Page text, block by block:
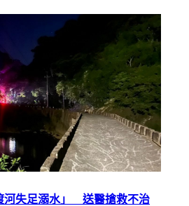
河失足溺水」 送醫搶救不治